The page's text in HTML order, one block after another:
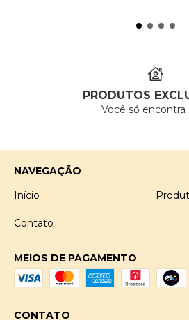
PRODUTOS
Você só encontra
NAVEGAÇÃO
Início
Contato
MEIOS DE PAGAMENTO
CONTATO